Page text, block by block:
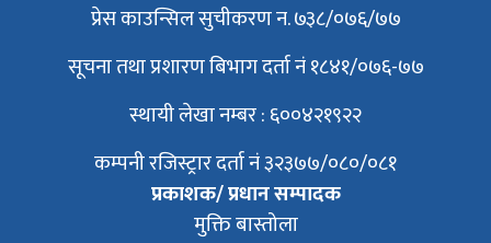
प्रेस काउन्सिल सुचीकरण न. ७३८/०७६/७७
सूचना तथा प्रशारण बिभाग दर्ता नं १८४१/०७६-७७
स्थायी लेखा नम्बर : ६००४२१९२२
कम्पनी रजिस्ट्रार दर्ता नं ३२३७७/०८०/०८१
प्रकाशक/ प्रधान सम्पादक
मुक्ति बास्तोला